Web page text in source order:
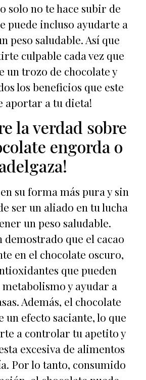
solo no te hace subir de
puede incluso ayudarte a
peso saludable. Así que
culpable cada vez que
un trozo de chocolate y
los beneficios que este
aportar a tu dieta!
la verdad sobre
engorda o
su forma más pura y sin
ser un aliado en tu lucha
un peso saludable.
demostrado que el cacao
en el chocolate oscuro,
que pueden
y ayudar a
Además, el chocolate
un efecto saciante, lo que
a controlar tu apetito y
excesiva de alimentos
Por lo tanto, consumido